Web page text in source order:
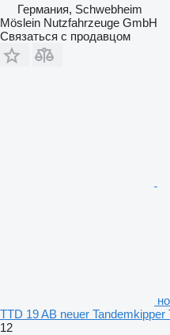
Германия, Schwebheim
Möslein Nutzfahrzeuge GmbH
Связаться с продавцом
TTD 19 AB neuer Tandemkipper
12